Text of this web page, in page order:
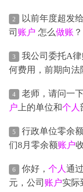
2 以前年度超发给
司 账户 怎么做账 ？
3
我公司委托A
何费用，前期向
有退回的诉讼费
我公司如何做账 ？
4 老师，请问一
户 上的单位和个人
5 行政单位零余额
们8月零余额账户
零余这笔钱里面个
额 账户的这笔钱付
6 你好， 个人 通
元，公司 账户实际